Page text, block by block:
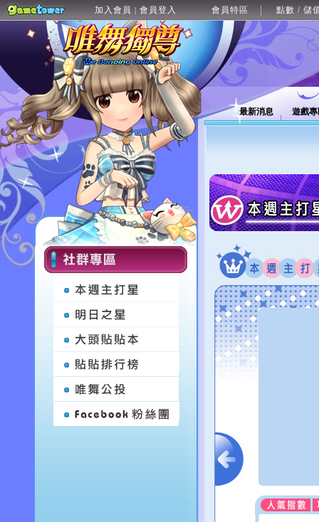
加入會員 | 會員登入 會員特區 點數 / 儲
最新消息 遊戲